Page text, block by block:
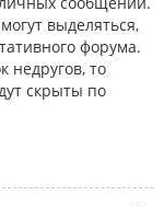
выделяться,
форума.
недругов, то
скрыты по